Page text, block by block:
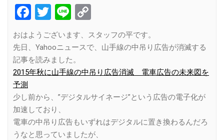
Facebook
Twitter
Line
Link
おはようございます、スタッフの平です。
先日、Yahooニュースで、山手線の中吊り広告が消滅する
記事を読みました。
2015年秋に山手線の中吊り広告消滅 電車広告の未来図を
予測
少し前から、”デジタルサイネージ”という広告の電子化が
加速しており、
電車の中吊り広告もいずれはデジタルに置き換わるんだろ
うなと思っていましたが、